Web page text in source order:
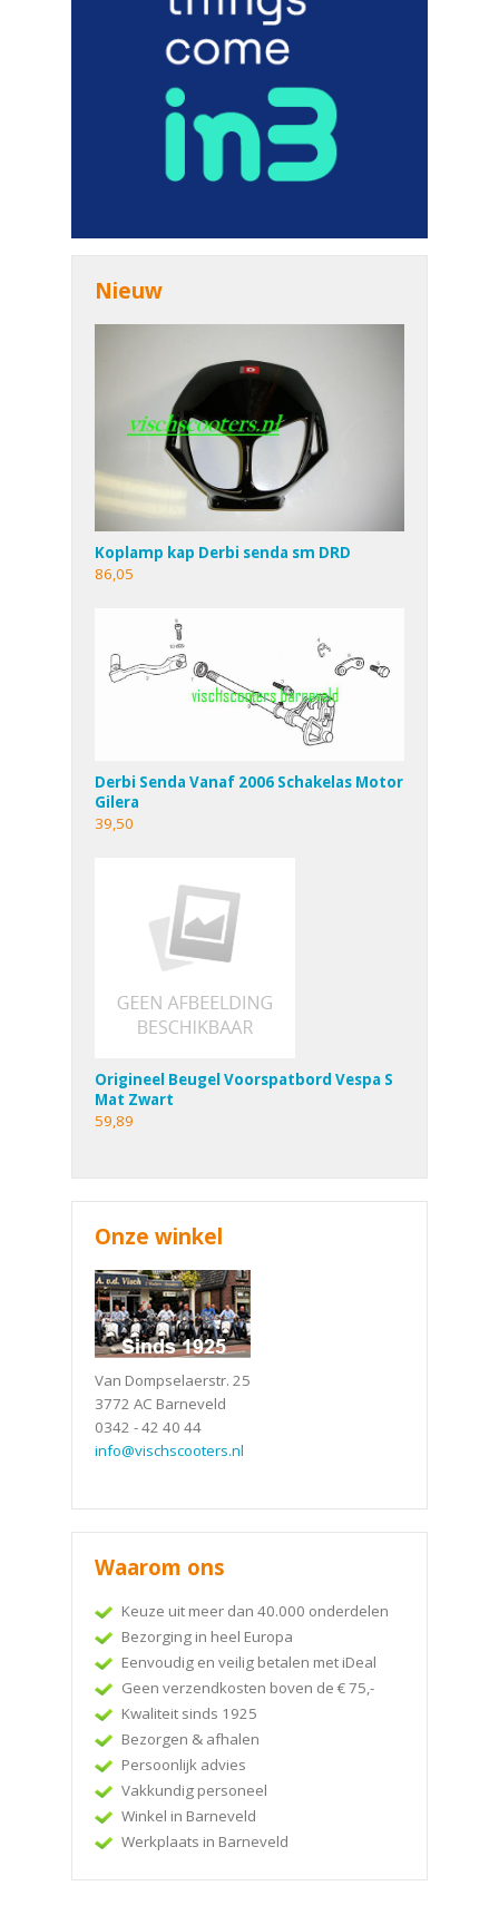
Nieuw
Koplamp kap Derbi senda sm DRD
86,05
Derbi Senda Vanaf 2006 Schakelas Motor
Gilera
39,50
Origineel Beugel Voorspatbord Vespa S
Mat Zwart
59,89
Onze winkel
Van Dompselaerstr. 25
3772 AC Barneveld
0342 - 42 40 44
info@vischscooters.nl
Waarom ons
Keuze uit meer dan 40.000 onderdelen
Bezorging in heel Europa
Eenvoudig en veilig betalen met iDeal
Geen verzendkosten boven de € 75,-
Kwaliteit sinds 1925
Bezorgen & afhalen
Persoonlijk advies
Vakkundig personeel
Winkel in Barneveld
Werkplaats in Barneveld